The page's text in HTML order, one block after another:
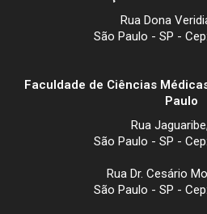
Rua Dona
São Paulo - SP -
Faculdade de Ciências
Paulo
Rua
São Paulo - SP -
Rua Dr. Cesário
São Paulo - SP -